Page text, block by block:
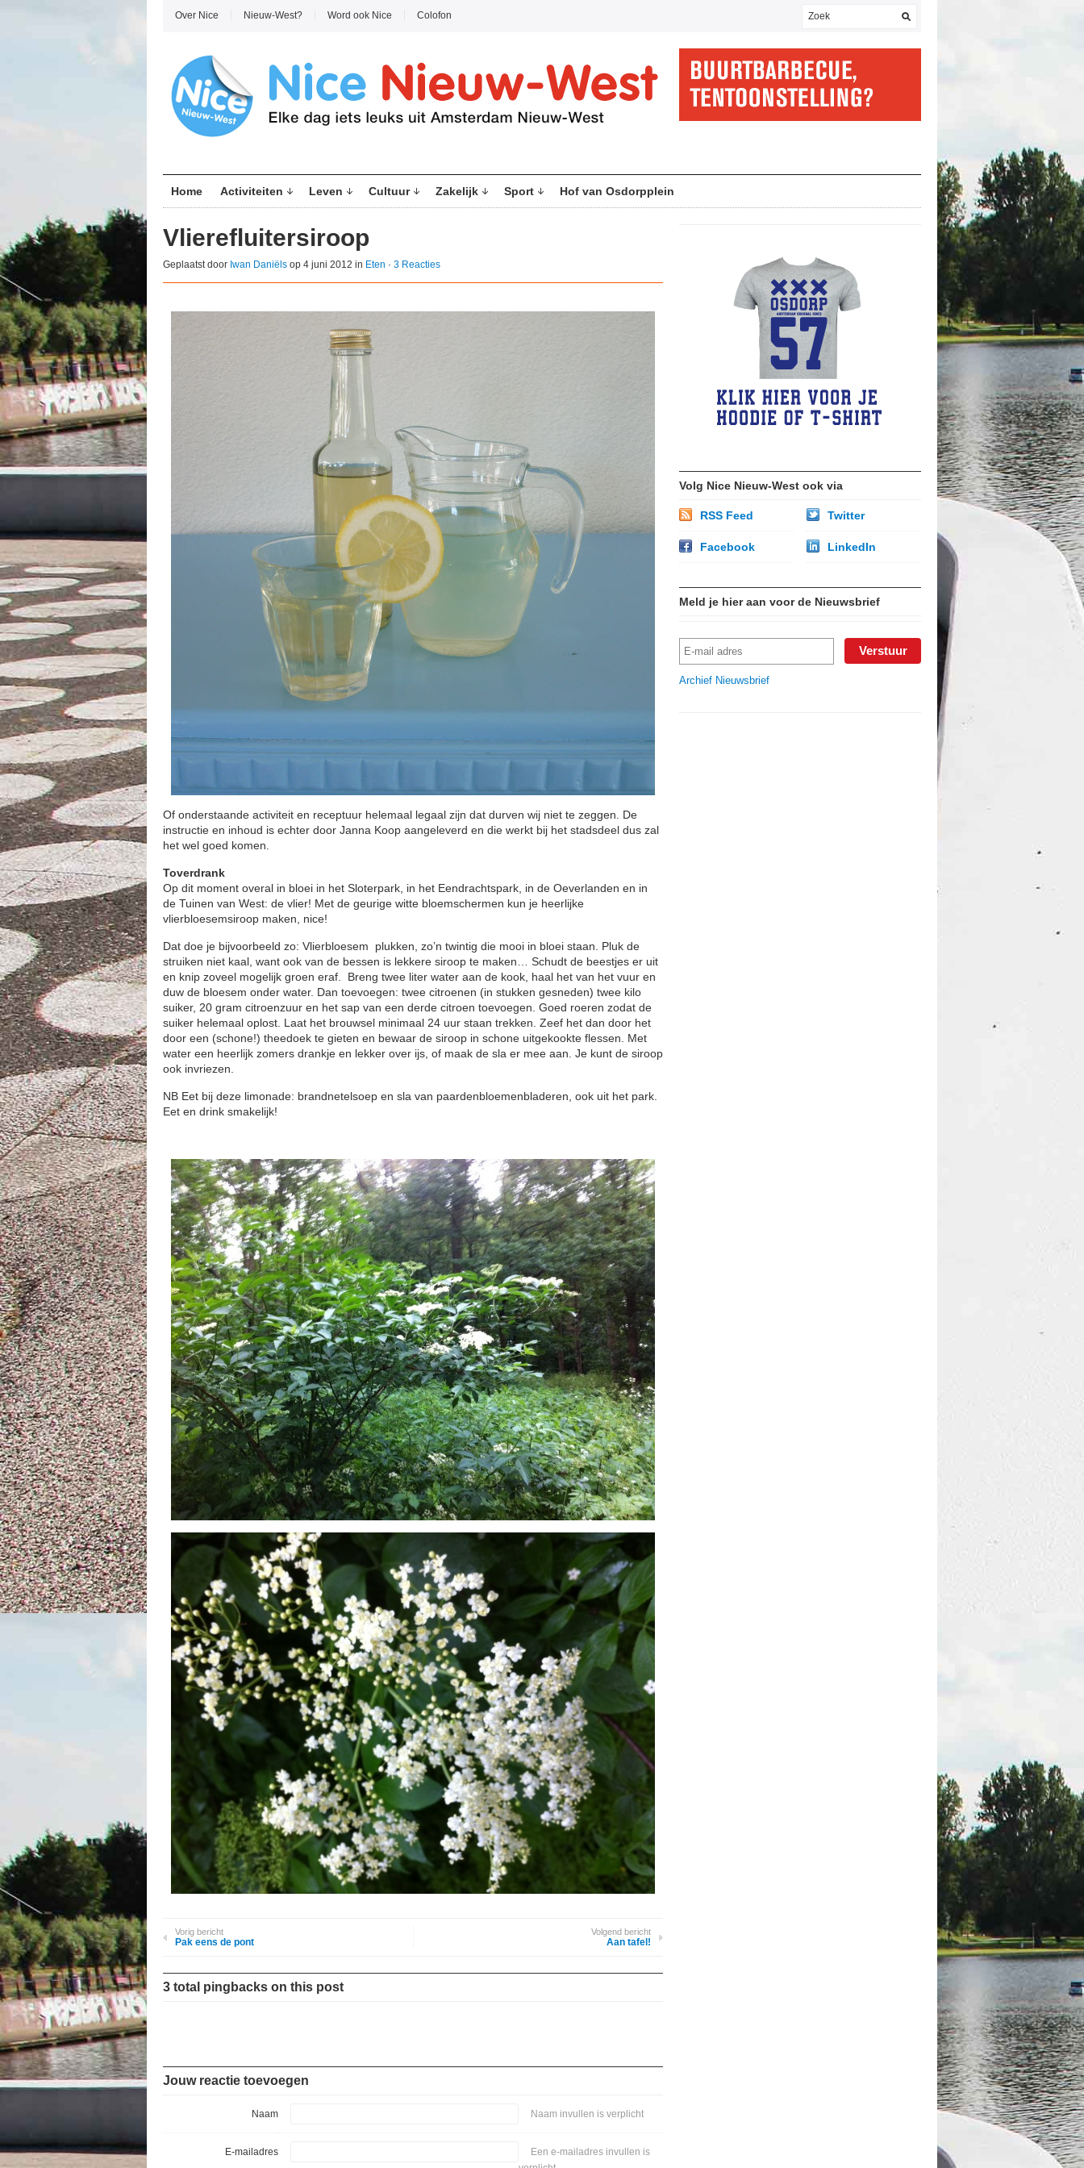
Over Nice Nieuw-West? Word ook Nice Colofon
Home Activiteiten Leven Cultuur Zakelijk Sport Hof van Osdorpplein
Vlierefluitersiroop
Geplaatst door Iwan Daniëls op 4 juni 2012 in Eten · 3 Reacties
Of onderstaande activiteit en receptuur helemaal legaal zijn dat durven wij niet te zeggen. De
instructie en inhoud is echter door Janna Koop aangeleverd en die werkt bij het stadsdeel dus zal
het wel goed komen.
Toverdrank
Op dit moment overal in bloei in het Sloterpark, in het Eendrachtspark, in de Oeverlanden en in
de Tuinen van West: de vlier! Met de geurige witte bloemschermen kun je heerlijke
vlierbloesemsiroop maken, nice!
Dat doe je bijvoorbeeld zo: Vlierbloesem plukken, zo’n twintig die mooi in bloei staan. Pluk de
struiken niet kaal, want ook van de bessen is lekkere siroop te maken… Schudt de beestjes er uit
en knip zoveel mogelijk groen eraf. Breng twee liter water aan de kook, haal het van het vuur en
duw de bloesem onder water. Dan toevoegen: twee citroenen (in stukken gesneden) twee kilo
suiker, 20 gram citroenzuur en het sap van een derde citroen toevoegen. Goed roeren zodat de
suiker helemaal oplost. Laat het brouwsel minimaal 24 uur staan trekken. Zeef het dan door het
door een (schone!) theedoek te gieten en bewaar de siroop in schone uitgekookte flessen. Met
water een heerlijk zomers drankje en lekker over ijs, of maak de sla er mee aan. Je kunt de siroop
ook invriezen.
NB Eet bij deze limonade: brandnetelsoep en sla van paardenbloemenbladeren, ook uit het park.
Eet en drink smakelijk!
Vorig bericht
Pak eens de pont
Volgend bericht
Aan tafel!
3 total pingbacks on this post
Jouw reactie toevoegen
Naam Naam invullen is verplicht
E-mailadres
Een e-mailadres invullen is
Volg Nice Nieuw-West ook via
RSS Feed Twitter
Facebook LinkedIn
Meld je hier aan voor de Nieuwsbrief
Archief Nieuwsbrief